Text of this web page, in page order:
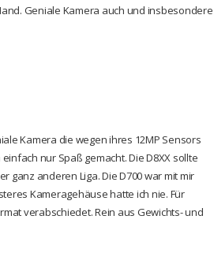
Geniale Kamera auch und insbesondere
Kamera die wegen ihres 12MP Sensors
nur Spaß gemacht. Die D8XX sollte
ganz anderen Liga. Die D700 war mit mir
Kameragehäuse hatte ich nie. Für
verabschiedet. Rein aus Gewichts- und